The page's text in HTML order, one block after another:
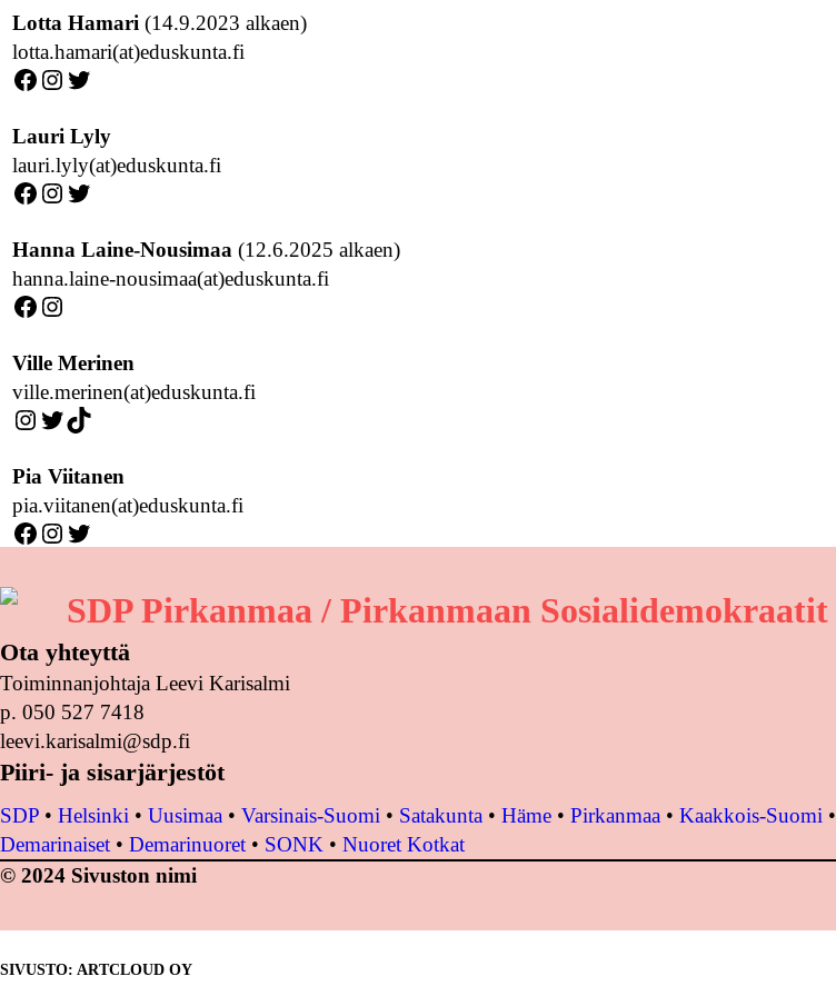
Lotta Hamari(14.9.2023 alkaen)
lotta.hamari(at)eduskunta.fi
Facebook
Instagram
Twitter
Lauri Lyly
lauri.lyly(at)eduskunta.fi
Facebook
Instagram
Twitter
Hanna Laine-Nousimaa (12.6.2025 alkaen)
hanna.laine-nousimaa(at)eduskunta.fi
Facebook
Instagram
Ville Merinen
ville.merinen(at)eduskunta.fi
Instagram
Twitter
TikTok
Pia Viitanen
pia.viitanen(at)eduskunta.fi
Facebook
Instagram
Twitter
SDP Pirkanmaa / Pirkanmaan Sosialidemokraatit
Ota yhteyttä
Toiminnanjohtaja Leevi Karisalmi
p. 050 527 7418
leevi.karisalmi@sdp.fi
Piiri- ja sisarjärjestöt
SDP • Helsinki • Uusimaa • Varsinais-Suomi • Satakunta • Häme • Pirkanmaa • Kaakkois-Suomi •
Demarinaiset • Demarinuoret • SONK • Nuoret Kotkat
© 2024 Sivuston nimi
SIVUSTO: ARTCLOUD OY